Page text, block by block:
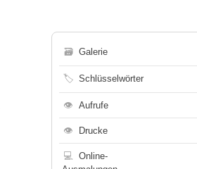
🗃 Galerie
🏷 Schlüsselwörter
👁 Aufrufe
👁 Drucke
💻
Online-